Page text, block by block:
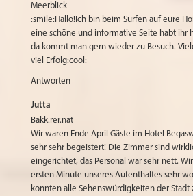
Meerblick
:smile:Hallo!Ich bin beim Surfen auf eure
eine schöne und informative Seite habt ihr
da kommt man gern wieder zu Besuch.
viel Erfolg:cool:
Antworten
Jutta
Bakk.rer.nat
Wir waren Ende April Gäste im Hotel
sehr sehr begeistert! Die Zimmer sind
eingerichtet, das Personal war sehr nett.
ersten Minute unseres Aufenthaltes sehr
konnten alle Sehenswürdigkeiten der Stadt